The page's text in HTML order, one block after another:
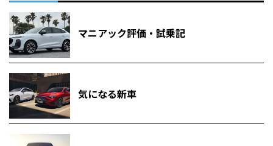
マニアック評価・試乗記
気になる新車